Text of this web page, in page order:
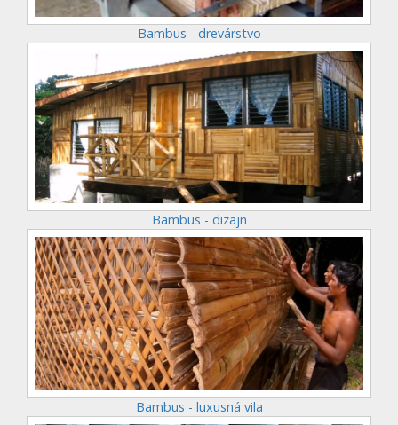
Bambus - drevárstvo
Bambus - dizajn
Bambus - luxusná vila